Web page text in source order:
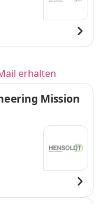
erhalten
Mission